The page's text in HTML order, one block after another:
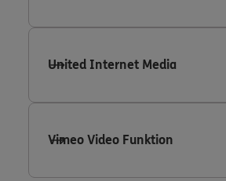
United Internet Media
Vimeo Video Funktion